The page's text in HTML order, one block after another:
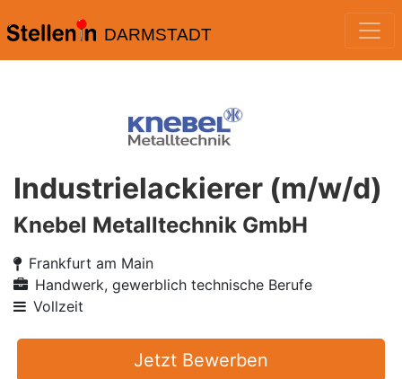
DARMSTADT
Industrielackierer (m/w/d)
Knebel Metalltechnik GmbH
Frankfurt am Main
Handwerk, gewerblich technische Berufe
Vollzeit
Jetzt Bewerben